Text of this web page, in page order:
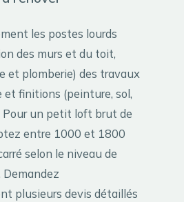
les postes lourds
des murs et du toit,
et plomberie) des travaux
finitions (peinture, sol,
Pour un petit loft brut de
entre 1000 et 1800
selon le niveau de
plusieurs devis détaillés